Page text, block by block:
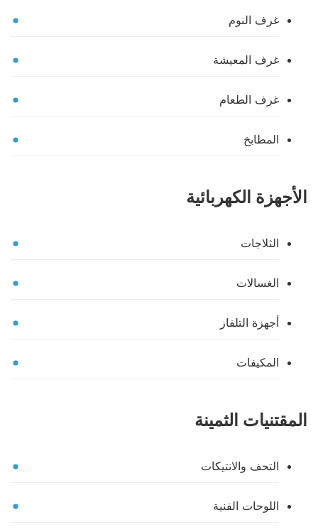
غرف النوم
غرف المعيشة
غرف الطعام
المطابخ
الأجهزة الكهربائية
الثلاجات
الغسالات
أجهزة التلفاز
المكيفات
المقتنيات الثمينة
التحف والانتيكات
اللوحات الفنية